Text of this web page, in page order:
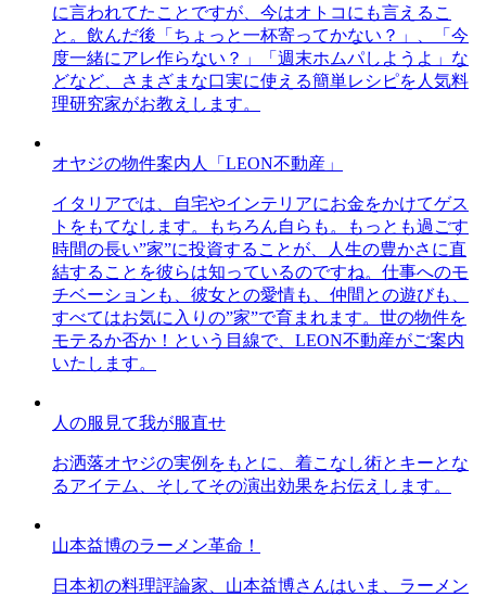
に言われてたことですが、今はオトコにも言えるこ
と。飲んだ後「ちょっと一杯寄ってかない？」、「今
度一緒にアレ作らない？」「週末ホムパしようよ」な
どなど、さまざまな口実に使える簡単レシピを人気料
理研究家がお教えします。
オヤジの物件案内人「LEON不動産」
イタリアでは、自宅やインテリアにお金をかけてゲス
トをもてなします。もちろん自らも。もっとも過ごす
時間の長い”家”に投資することが、人生の豊かさに直
結することを彼らは知っているのですね。仕事へのモ
チベーションも、彼女との愛情も、仲間との遊びも、
すべてはお気に入りの”家”で育まれます。世の物件を
モテるか否か！という目線で、LEON不動産がご案内
いたします。
人の服見て我が服直せ
お洒落オヤジの実例をもとに、着こなし術とキーとな
るアイテム、そしてその演出効果をお伝えします。
山本益博のラーメン革命！
日本初の料理評論家、山本益博さんはいま、ラーメン